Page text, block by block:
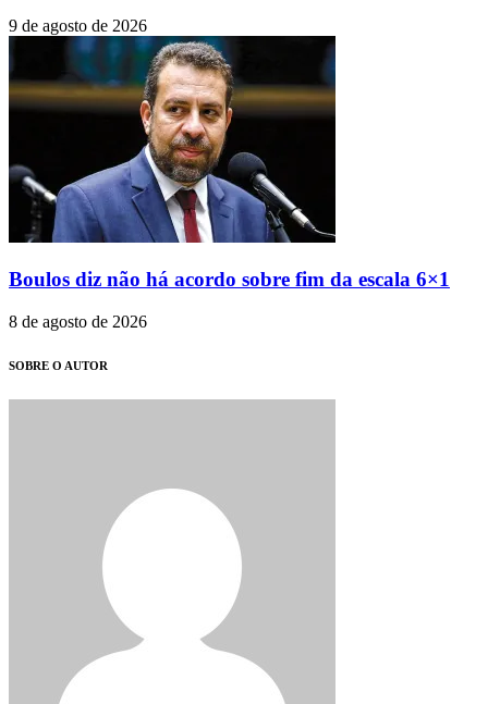
9 de agosto de 2026
Boulos diz não há acordo sobre fim da escala 6×1
8 de agosto de 2026
SOBRE O AUTOR